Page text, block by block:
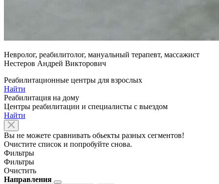
Невролог, реабилитолог, мануальный терапевт, массажист
Нестеров Андрей Викторович
Реабилитационные центры для взрослых
Найти
Реабилитация на дому
Центры реабилитации и специалисты с выездом
Найти
Вы не можете сравнивать обьекты разных сегментов!
Очистите список и попробуйте снова.
Фильтры
Фильтры
Очистить
Направления